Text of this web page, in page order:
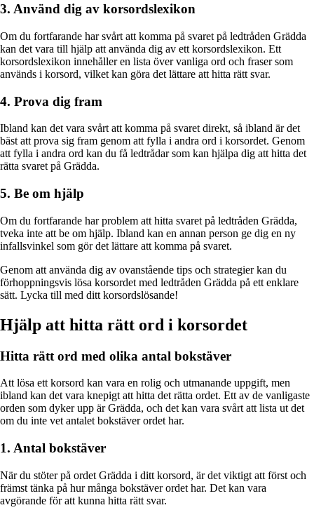
3. Använd dig av korsordslexikon
Om du fortfarande har svårt att komma på svaret på ledtråden Grädda
kan det vara till hjälp att använda dig av ett korsordslexikon. Ett
korsordslexikon innehåller en lista över vanliga ord och fraser som
används i korsord, vilket kan göra det lättare att hitta rätt svar.
4. Prova dig fram
Ibland kan det vara svårt att komma på svaret direkt, så ibland är det
bäst att prova sig fram genom att fylla i andra ord i korsordet. Genom
att fylla i andra ord kan du få ledtrådar som kan hjälpa dig att hitta det
rätta svaret på Grädda.
5. Be om hjälp
Om du fortfarande har problem att hitta svaret på ledtråden Grädda,
tveka inte att be om hjälp. Ibland kan en annan person ge dig en ny
infallsvinkel som gör det lättare att komma på svaret.
Genom att använda dig av ovanstående tips och strategier kan du
förhoppningsvis lösa korsordet med ledtråden Grädda på ett enklare
sätt. Lycka till med ditt korsordslösande!
Hjälp att hitta rätt ord i korsordet
Hitta rätt ord med olika antal bokstäver
Att lösa ett korsord kan vara en rolig och utmanande uppgift, men
ibland kan det vara knepigt att hitta det rätta ordet. Ett av de vanligaste
orden som dyker upp är Grädda, och det kan vara svårt att lista ut det
om du inte vet antalet bokstäver ordet har.
1. Antal bokstäver
När du stöter på ordet Grädda i ditt korsord, är det viktigt att först och
främst tänka på hur många bokstäver ordet har. Det kan vara
avgörande för att kunna hitta rätt svar.